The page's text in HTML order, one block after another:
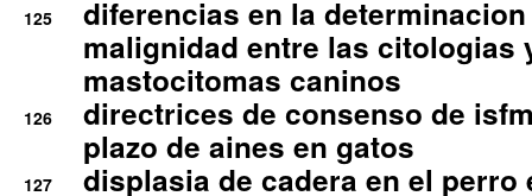
125
diferencias en la
malignidad entre las citologias
mastocitomas caninos
126
directrices de consenso de
plazo de aines en gatos
127 displasia de cadera en el perro